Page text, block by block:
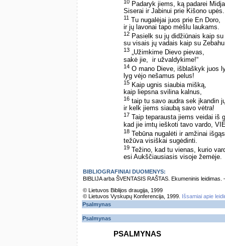
10 Padaryk jiems, ką padarei
Siserai ir Jabinui prie Kišono upės.
11
Tu nugalėjai juos prie En Doro,
ir jų lavonai tapo mėšlu laukams.
12 Pasielk su jų didžiūnais kaip
su visais jų vadais kaip su
13 „Užimkime Dievo pievas, ­
sakė jie, ­ ir užvaldykime!“
14 O mano Dieve, išblaškyk juos
lyg vėjo nešamus pelus!
15 Kaip ugnis siaubia mišką,
kaip liepsna svilina kalnus,
16 taip tu savo audra sek įkandin
ir kelk jiems siaubą savo vėtra!
17 Taip teparausta jiems veidai iš
kad jie imtų ieškoti tavo vardo,
18 Tebūna nugalėti ir amžinai
težūva visiškai sugėdinti.
19 Težino, kad tu vienas, kurio
esi Aukščiausiasis visoje žemėje.
BIBLIOGRAFINIAI DUOMENYS:
BIBLIJA arba ŠVENTASIS RAŠTAS. Ekumeninis
© Lietuvos Biblijos draugija, 1999
© Lietuvos Vyskupų Konferencija, 1999.
Išsamiai apie
Psalmynas
Psalmynas
PSALMYNAS